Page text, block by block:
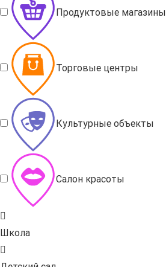
Продуктовые магазины
Торговые центры
Культурные объекты
Салон красоты
Школа